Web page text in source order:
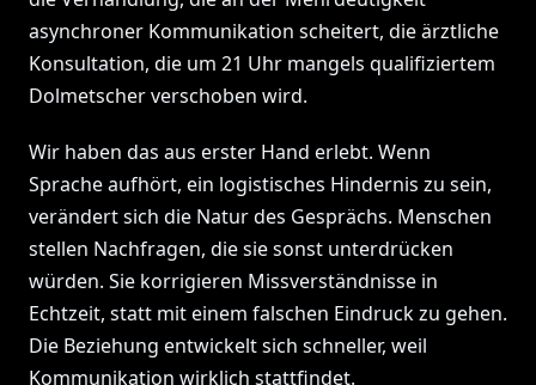
asynchroner Kommunikation scheitert, die ärztliche
Konsultation, die um 21 Uhr mangels qualifiziertem
Dolmetscher verschoben wird.
Wir haben das aus erster Hand erlebt. Wenn
Sprache aufhört, ein logistisches Hindernis zu sein,
verändert sich die Natur des Gesprächs. Menschen
stellen Nachfragen, die sie sonst unterdrücken
würden. Sie korrigieren Missverständnisse in
Echtzeit, statt mit einem falschen Eindruck zu gehen.
Die Beziehung entwickelt sich schneller, weil
Kommunikation wirklich stattfindet.